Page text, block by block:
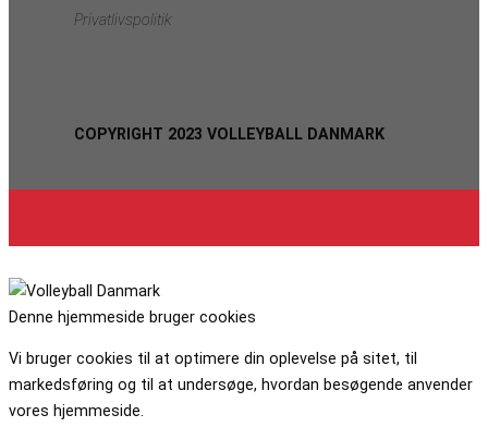
Privatlivspolitik
COPYRIGHT 2023 VOLLEYBALL DANMARK
Denne hjemmeside bruger cookies
Vi bruger cookies til at optimere din oplevelse på sitet, til
markedsføring og til at undersøge, hvordan besøgende anvender
vores hjemmeside.